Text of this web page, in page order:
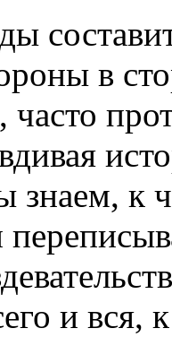
в
часто
к
и вся,